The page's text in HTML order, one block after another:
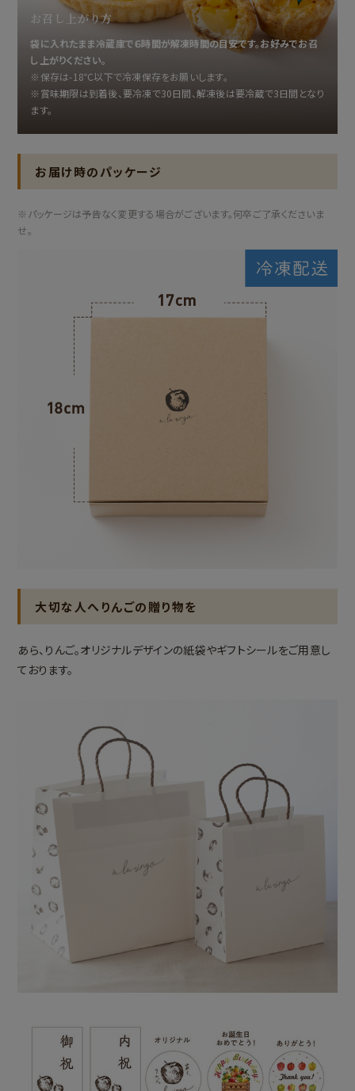
お召し上がり方
袋に入れたまま冷蔵庫で６時間が解凍時間の目安です。お好みでお召
し上がりください。
※保存は-18℃以下で冷凍保存をお願いします。
※賞味期限は到着後、要冷凍で30日間、解凍後は要冷蔵で3日間となり
ます。
お届け時のパッケージ
※パッケージは予告なく変更する場合がございます。何卒ご了承くださいま
せ。
大切な人へりんごの贈り物を
あら、りんご。オリジナルデザインの紙袋やギフトシールをご用意し
ております。